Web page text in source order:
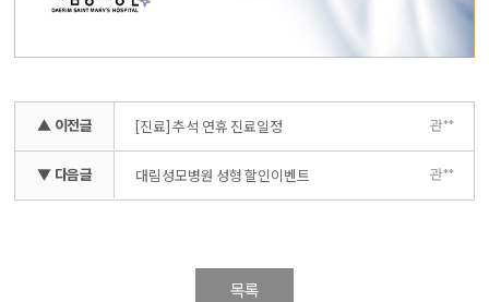
▲ 이전글 [진료] 추석 연휴 진료일정 관**
▼ 다음글 대림성모병원 성형 할인이벤트 관**
목록